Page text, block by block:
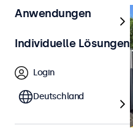
Anwendungen
Individuelle Lösungen
Login
Deutschland